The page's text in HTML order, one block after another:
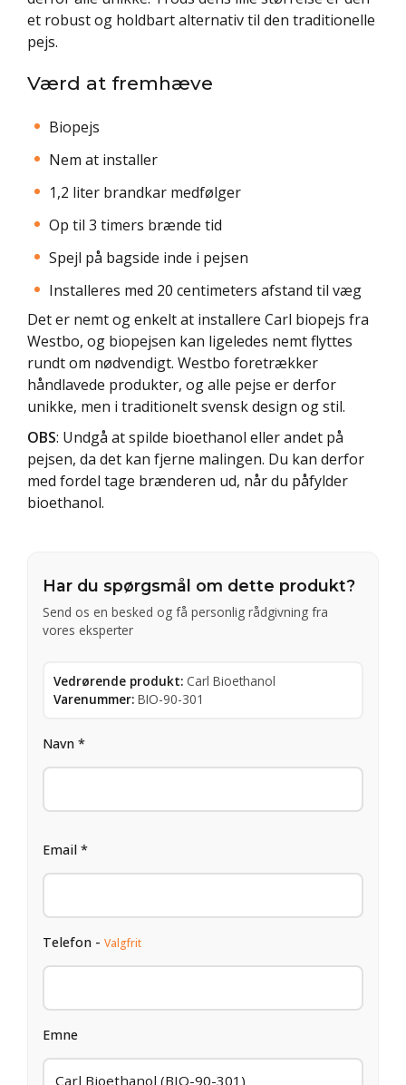
et robust og holdbart alternativ til den traditionelle
pejs.
Værd at fremhæve
Biopejs
Nem at installer
1,2 liter brandkar medfølger
Op til 3 timers brænde tid
Spejl på bagside inde i pejsen
Installeres med 20 centimeters afstand til væg
Det er nemt og enkelt at installere Carl biopejs fra
Westbo, og biopejsen kan ligeledes nemt flyttes
rundt om nødvendigt. Westbo foretrækker
håndlavede produkter, og alle pejse er derfor
unikke, men i traditionelt svensk design og stil.
OBS: Undgå at spilde bioethanol eller andet på
pejsen, da det kan fjerne malingen. Du kan derfor
med fordel tage brænderen ud, når du påfylder
bioethanol.
Har du spørgsmål om dette produkt?
Send os en besked og få personlig rådgivning fra
vores eksperter
Vedrørende produkt: Carl Bioethanol
Varenummer: BIO-90-301
Navn *
Email *
Telefon - Valgfrit
Emne